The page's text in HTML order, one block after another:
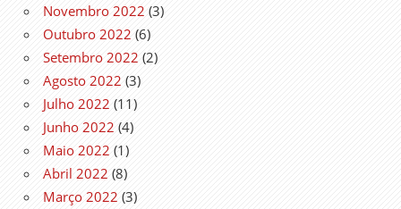
Novembro 2022 (3)
Outubro 2022 (6)
Setembro 2022 (2)
Agosto 2022 (3)
Julho 2022 (11)
Junho 2022 (4)
Maio 2022 (1)
Abril 2022 (8)
Março 2022 (3)